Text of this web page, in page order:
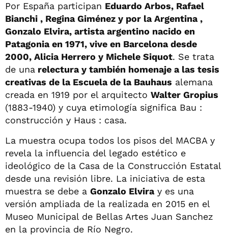
Por España participan Eduardo Arbos, Rafael
Bianchi , Regina Giménez y por la Argentina ,
Gonzalo Elvira, artista argentino nacido en
Patagonia en 1971, vive en Barcelona desde
2000, Alicia Herrero y Michele Siquot. Se trata
de una relectura y también homenaje a las tesis
creativas de la Escuela de la Bauhaus alemana
creada en 1919 por el arquitecto Walter Gropius
(1883-1940) y cuya etimología significa Bau :
construcción y Haus : casa.
La muestra ocupa todos los pisos del MACBA y
revela la influencia del legado estético e
ideológico de la Casa de la Construcción Estatal
desde una revisión libre. La iniciativa de esta
muestra se debe a Gonzalo Elviray es una
versión ampliada de la realizada en 2015 en el
Museo Municipal de Bellas Artes Juan Sanchez
en la provincia de Río Negro.